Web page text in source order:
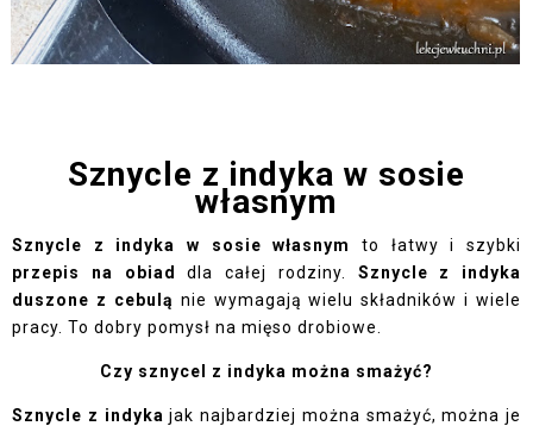
Sznycle z indyka w sosie
własnym
Sznycle z indyka w sosie własnym
to łatwy i szybki
przepis na obiad dla całej rodziny. Sznycle z indyka
duszone z cebulą nie wymagają wielu składników i wiele
pracy. To dobry pomysł na mięso drobiowe.
Czy sznycel z indyka można smażyć?
Sznycle z indykajak najbardziej można smażyć, można je